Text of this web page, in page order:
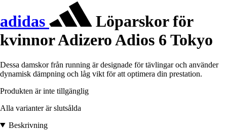
adidas
Löparskor för
kvinnor Adizero Adios 6 Tokyo
Dessa damskor från running är designade för tävlingar och använder
dynamisk dämpning och låg vikt för att optimera din prestation.
Produkten är inte tillgänglig
Alla varianter är slutsålda
Beskrivning